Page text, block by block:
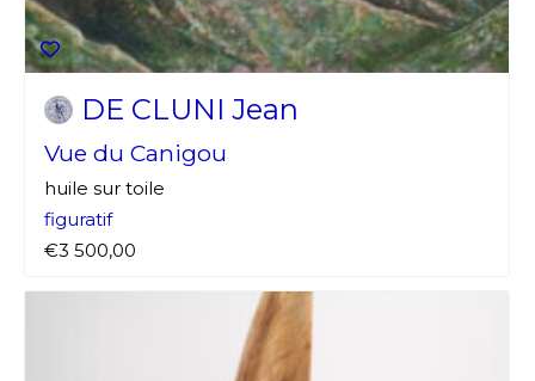
DE CLUNI Jean
Vue du Canigou
huile sur toile
figuratif
€3 500,00